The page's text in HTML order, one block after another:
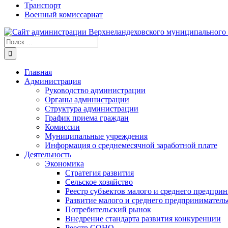
Транспорт
Военный комиссариат
Результат
поиска:
Главная
Администрация
Руководство администрации
Органы администрации
Структура администрации
График приема граждан
Комиссии
Муниципальные учреждения
Информация о среднемесячной заработной плате
Деятельность
Экономика
Стратегия развития
Сельское хозяйство
Реестр субъектов малого и среднего
Развитие малого и среднего
Потребительский рынок
Внедрение стандарта развития конкуренции